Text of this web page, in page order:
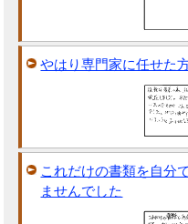
やはり専門家に任せた
これだけの書類を自分
ませんでした